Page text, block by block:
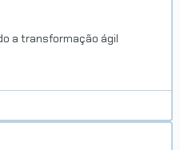
a transformação ágil